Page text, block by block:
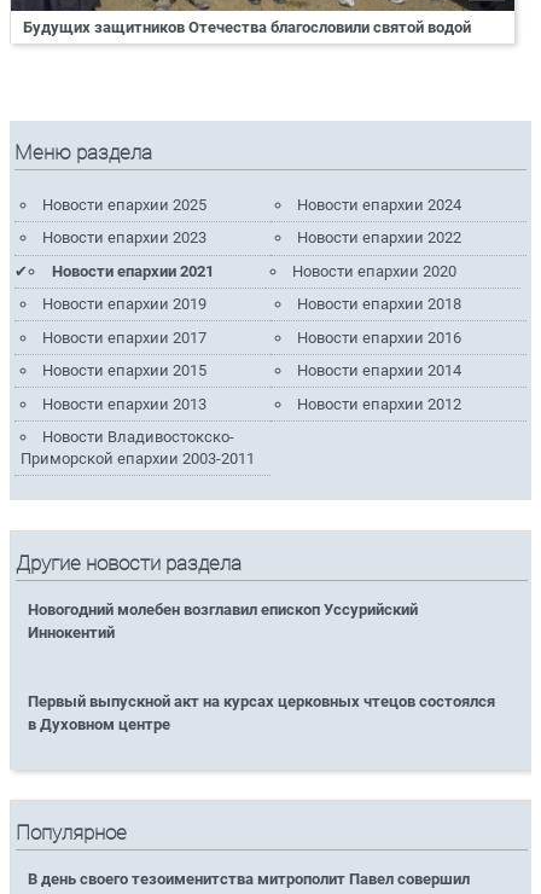
Будущих защитников Отечества благословили святой водой
Меню раздела
Новости епархии 2025
Новости епархии 2024
Новости епархии 2023
Новости епархии 2022
Новости епархии 2021
Новости епархии 2020
Новости епархии 2019
Новости епархии 2018
Новости епархии 2017
Новости епархии 2016
Новости епархии 2015
Новости епархии 2014
Новости епархии 2013
Новости епархии 2012
Новости Владивостокско-
Приморской епархии 2003-2011
Другие новости раздела
Новогодний молебен возглавил епископ Уссурийский
Иннокентий
Первый выпускной акт на курсах церковных чтецов состоялся
в Духовном центре
Популярное
В день своего тезоименитства митрополит Павел совершил